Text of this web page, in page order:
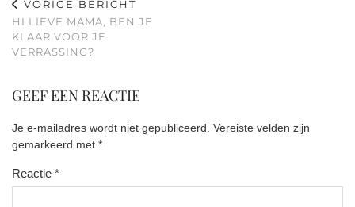
VORIGE BERICHT
HI LIEVE MAMA, BEN JE
KLAAR VOOR JE
VERRASSING?
GEEF EEN REACTIE
Je e-mailadres wordt niet gepubliceerd. Vereiste velden zijn
gemarkeerd met *
Reactie *